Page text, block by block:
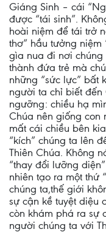
Giáng Sinh – cái
được “tái sinh”.
hoài niệm để tái trở
thơ” hầu tưởng
gìa nua đi nơi
thành đứa trẻ mà
những “sức lực” bất
người ta chỉ biết đến
ngưỡng: chiều hạ
Chúa nên giống
mất cái chiều bên
“kích” chúng ta lên
Thiên Chúa. Không
“thay đổi lưỡng
nhiên tạo ra một thứ
chúng ta,thế giới
sự cận kề tuyệt diệu
còn khám phá ra sự
người chúng ta với